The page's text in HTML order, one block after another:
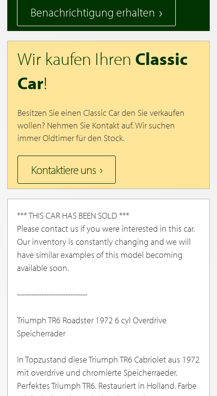
Benachrichtigung erhalten
Wir kaufen Ihren Classic
Car!
Besitzen Sie einen Classic Car den Sie verkaufen
wollen? Nehmen Sie Kontakt auf. Wir suchen
immer Oldtimer für den Stock.
Kontaktiere uns
*** THIS CAR HAS BEEN SOLD ***
Please contact us if you were interested in this car.
Our inventory is constantly changing and we will
have similar examples of this model becoming
available soon.
-----------------------------
Triumph TR6 Roadster 1972 6 cyl Overdrive
Speicherrader
In Topzustand diese Triumph TR6 Cabriolet aus 1972
mit overdrive und chromierte Speicherraeder.
Perfektes Triumph TR6. Restauriert in Holland. Farbe